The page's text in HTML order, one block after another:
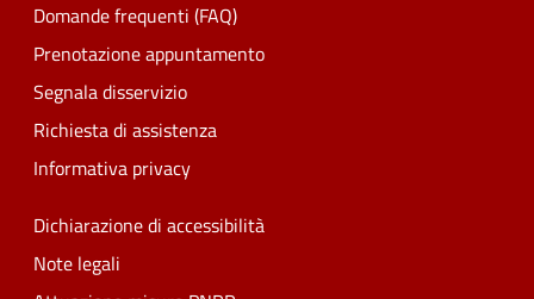
Domande frequenti (FAQ)
Prenotazione appuntamento
Segnala disservizio
Richiesta di assistenza
Informativa privacy
Dichiarazione di accessibilità
Note legali